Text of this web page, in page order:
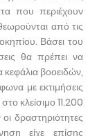
που περιέχουν
από τις
Βάσει του
θα πρέπει να
κεφάλια βοοειδών,
με εκτιμήσεις
κλείσιμο 11.200
δραστηριότητες
είχε επίσης